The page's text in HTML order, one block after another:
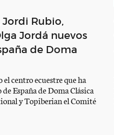
Rubio,
Jordá nuevos
de Doma
centro ecuestre que ha
España de Doma Clásica
y Topiberian el Comité
unos años, éste ha sido